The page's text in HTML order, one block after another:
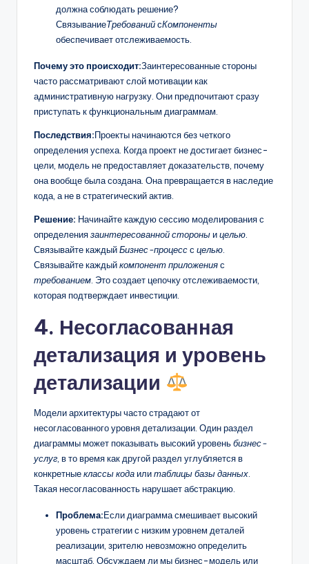
должна соблюдать решение?
СвязываниеТребованийсКомпоненты
обеспечивает отслеживаемость.
Почему это происходит:Заинтересованные стороны
часто рассматривают слой мотивации как
административную нагрузку. Они предпочитают сразу
приступать к функциональным диаграммам.
Последствия:Проекты начинаются без четкого
определения успеха. Когда проект не достигает бизнес-
цели, модель не предоставляет доказательств, почему
она вообще была создана. Она превращается в наследие
кода, а не в стратегический актив.
Решение: Начинайте каждую сессию моделирования с
определениязаинтересованной стороныицелью
Связывайте каждыйБизнес-процессс целью
Связывайте каждыйкомпонент приложенияс
требованием . Это создает цепочку отслеживаемости,
которая подтверждает инвестиции.
4. Несогласованная
детализация и уровень
детализации
Модели архитектуры часто страдают от
несогласованного уровня детализации. Один раздел
диаграммы может показывать высокий уровеньбизнес-
услуг , в то время как другой раздел углубляется в
конкретныеклассы кодаилитаблицы базы данных
Такая несогласованность нарушает абстракцию.
Проблема:Если диаграмма смешивает высокий
уровень стратегии с низким уровнем деталей
реализации, зрителю невозможно определить
масштаб. Обсуждаем ли мы бизнес-модель или